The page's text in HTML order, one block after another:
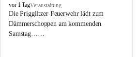
P
r
i
g
vor 1 TagVeranstaltung
Die Prigglitzer Feuerwehr lädt zum
Dämmerschoppen am kommenden
Samstag……